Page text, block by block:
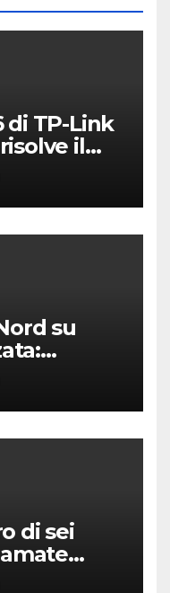
di TP-Link
il
morte
su
di
di sei